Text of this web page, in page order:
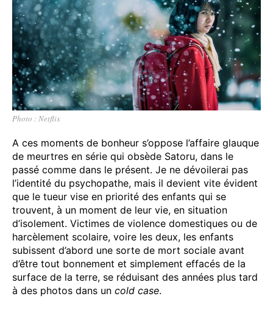
Photo : Netflix
A ces moments de bonheur s’oppose l’affaire glauque
de meurtres en série qui obsède Satoru, dans le
passé comme dans le présent. Je ne dévoilerai pas
l’identité du psychopathe, mais il devient vite évident
que le tueur vise en priorité des enfants qui se
trouvent, à un moment de leur vie, en situation
d’isolement. Victimes de violence domestiques ou de
harcèlement scolaire, voire les deux, les enfants
subissent d’abord une sorte de mort sociale avant
d’être tout bonnement et simplement effacés de la
surface de la terre, se réduisant des années plus tard
à des photos dans un cold case.